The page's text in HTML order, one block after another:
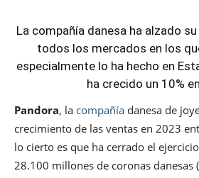
La compañía danesa ha alzado
todos los mercados en los
especialmente lo ha hecho en
ha crecido un 10%
Pandora, la compañía danesa de
crecimiento de las ventas en 2023
lo cierto es que ha cerrado el
28.100 millones de coronas danesas